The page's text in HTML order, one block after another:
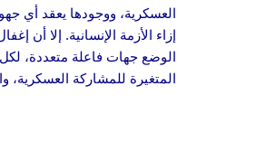
العسكرية، ووجودها يعقد أي
إزاء الأزمة الإنسانية. إلا أن
الوضع جهات فاعلة متعددة،
المتغيرة للمشاركة